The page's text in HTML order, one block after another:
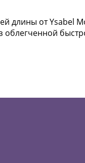
длины от Ysabel